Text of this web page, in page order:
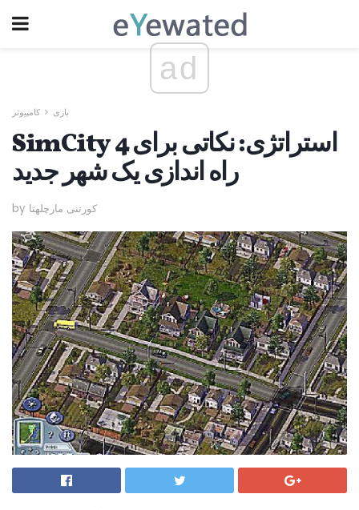
ad
بازی کامپیوتر
SimCity 4 استراتژی: نکاتی برای
راه اندازی یک شهر جدید
by کورتنی مارچلهتا